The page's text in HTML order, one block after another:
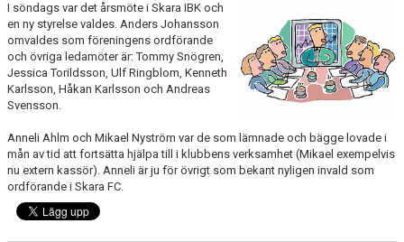
SERIETABELLER
MATCHVÄRDSKAP
TRÄNINGSSCHEMA
KALENDER
LÄNKAR
VÅRA LAG
I söndags var det årsmöte i Skara IBK och
en ny styrelse valdes. Anders Johansson
omvaldes som föreningens ordförande
och övriga ledamöter är: Tommy Snögren,
Jessica Torildsson, Ulf Ringblom, Kenneth
Karlsson, Håkan Karlsson och Andreas
Svensson.
Anneli Ahlm och Mikael Nyström var de som lämnade och bägge lovade i
mån av tid att fortsätta hjälpa till i klubbens verksamhet (Mikael exempelvis
nu extern kassör). Anneli är ju för övrigt som bekant nyligen invald som
ordförande i Skara FC.